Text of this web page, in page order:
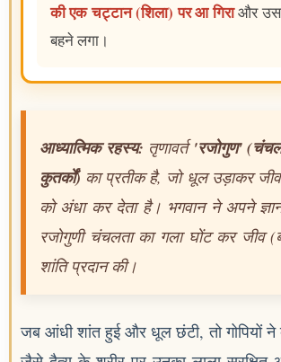
की एक चट्टान (शिला) पर आ गिराऔर
बहने लगा।
आध्यात्मिक रहस्य: तृणावर्त'रजोगुण'
कुतर्कों) का प्रतीक है, जो धूल उड़ाकर जीव
को अंधा कर देता है। भगवान ने अपने
रजोगुणी चंचलता का गला घोंट कर जीव
शांति प्रदान की।
जब आंधी शांत हुई और धूल छंटी, तो गोपियों ने